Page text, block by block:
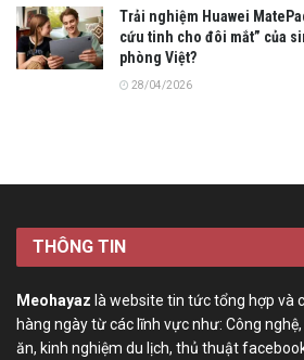
Trải nghiệm Huawei
cứu tinh cho đôi mắt” của
phòng Việt?
28/04/2026
THÔNG TIN
Meohayaz là website tin tức tổng hợp và
hàng ngày từ các lĩnh vực như: Công
ăn, kinh nghiệm du lịch, thủ thuật